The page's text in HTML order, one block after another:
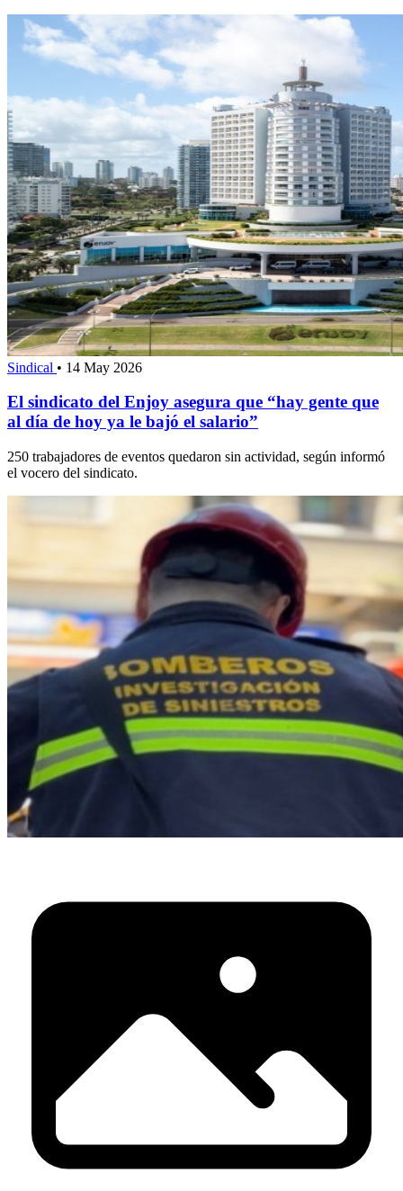
Sindical • 14 May 2026
El sindicato del Enjoy asegura que “hay gente que
al día de hoy ya le bajó el salario”
250 trabajadores de eventos quedaron sin actividad, según informó
el vocero del sindicato.